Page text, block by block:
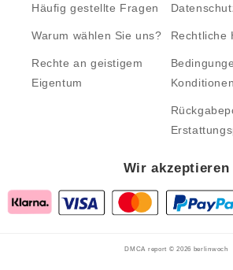
Häufig gestellte Fragen
Warum wählen Sie uns?
Rechte an geistigem
Eigentum
Rechtliche
Konditionen
Wir akzeptieren
DMCA report © 2026 berlinwoch